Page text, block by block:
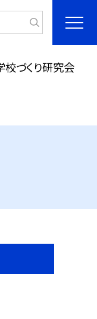
づくり研究会